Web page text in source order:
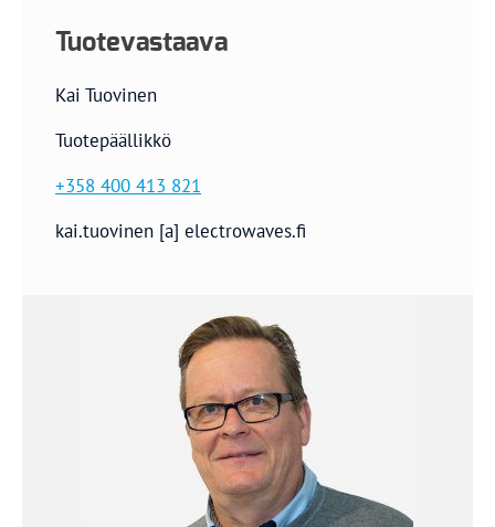
Tuotevastaava
Kai Tuovinen
Tuotepäällikkö
+358 400 413 821
kai.tuovinen [a] electrowaves.fi